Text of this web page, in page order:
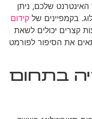
שלכם, ניתן
בקמפיינים של קידום
קצרים יכולים לשאת
את הסיפור לפורמט
בתחום